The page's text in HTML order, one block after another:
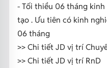
- Tối thiểu 06 tháng
tạo . Ưu tiên có kinh
06 tháng
>> Chi tiết JD vị trí
>> Chi tiết JD vị trí RnD